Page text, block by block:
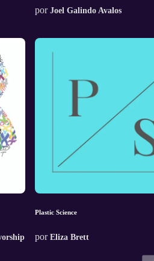
por Joel Galindo Avalos
Plastic Science
por Eliza Brett